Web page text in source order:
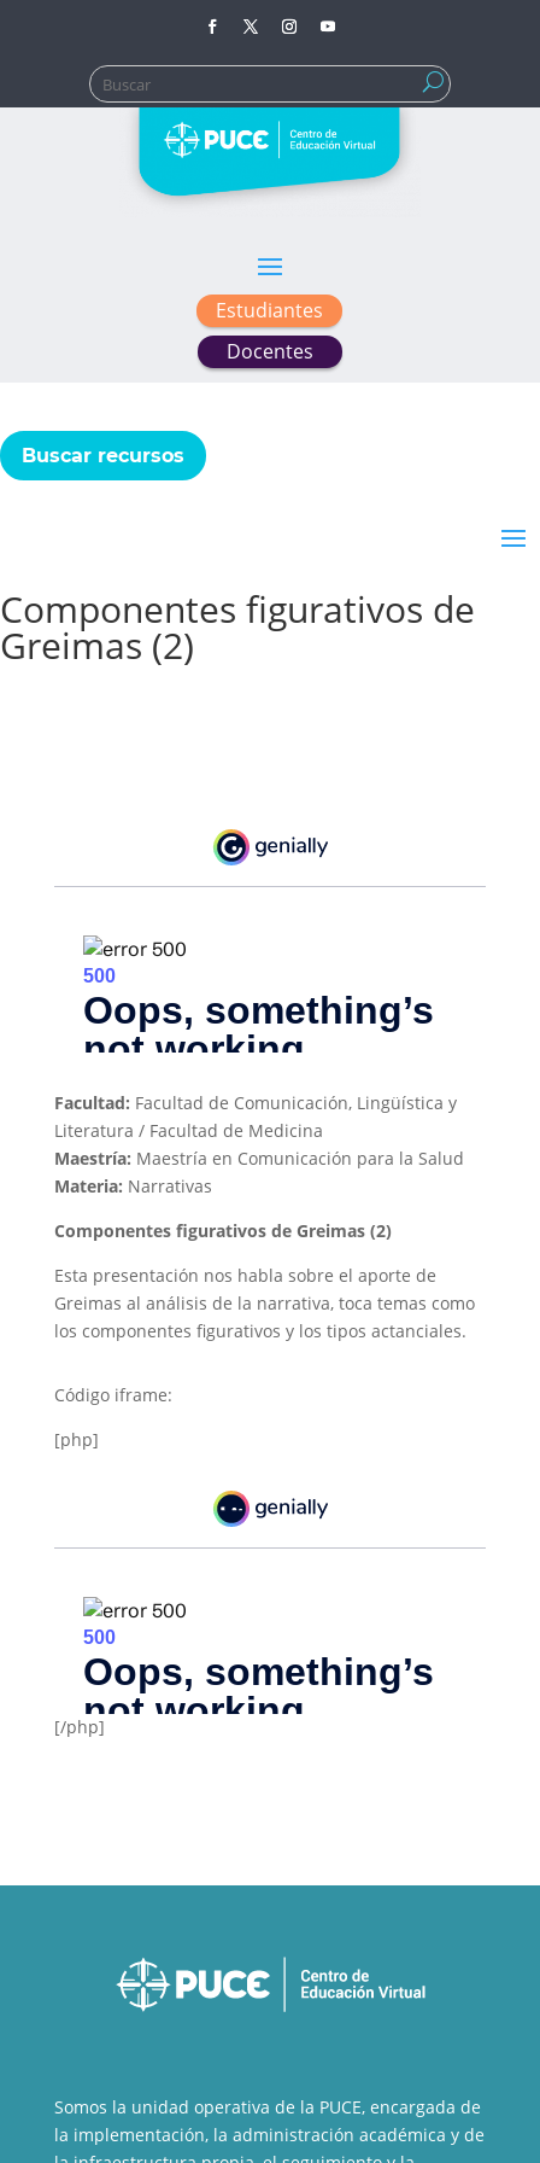
Buscar:
Estudiantes
Docentes
Buscar recursos
Componentes figurativos de
Greimas (2)
Facultad: Facultad de Comunicación, Lingüística y
Literatura / Facultad de Medicina
Maestría: Maestría en Comunicación para la Salud
Materia: Narrativas
Componentes figurativos de Greimas (2)
Esta presentación nos habla sobre el aporte de
Greimas al análisis de la narrativa, toca temas como
los componentes figurativos y los tipos actanciales.
Código iframe:
[php]
[/php]
Somos la unidad operativa de la PUCE, encargada de
la implementación, la administración académica y de